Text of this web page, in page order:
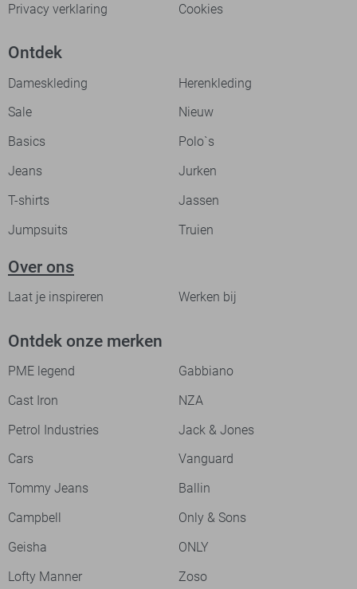
Privacy verklaring
Cookies
Ontdek
Dameskleding
Herenkleding
Sale
Nieuw
Basics
Polo`s
Jeans
Jurken
T-shirts
Jassen
Jumpsuits
Truien
Over ons
Laat je inspireren Werken bij
Ontdek onze merken
PME legend
Gabbiano
Cast Iron
NZA
Petrol Industries
Jack & Jones
Cars
Vanguard
Tommy Jeans
Ballin
Campbell
Only & Sons
Geisha
ONLY
Lofty Manner
Zoso